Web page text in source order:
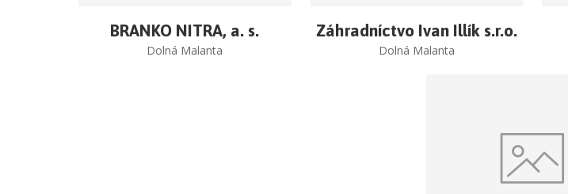
BRANKO NITRA, a. s.
Dolná Malanta
Záhradníctvo Ivan Illík s.r.o.
Dolná Malanta